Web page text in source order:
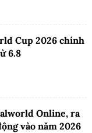
Cup 2026 chính
6.8
Online, ra
vào năm 2026